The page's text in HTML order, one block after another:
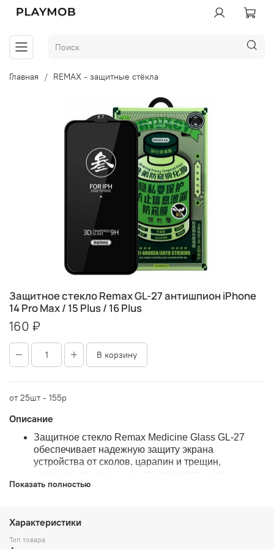
Главная REMAX - защитные стёкла
Защитное стекло Remax GL-27 антишпион iPhone
14 Pro Max / 15 Plus / 16 Plus
160 ₽
В корзину
от 25шт - 155р
Описание
Защитное стекло Remax Medicine Glass GL-27
обеспечивает надежную защиту экрана
устройства от сколов, царапин и трещин,
Основные преимущества этого стекла включают в
олеофобное покрытие для отталкивания
Показать полностью
Характеристики
Тип товара